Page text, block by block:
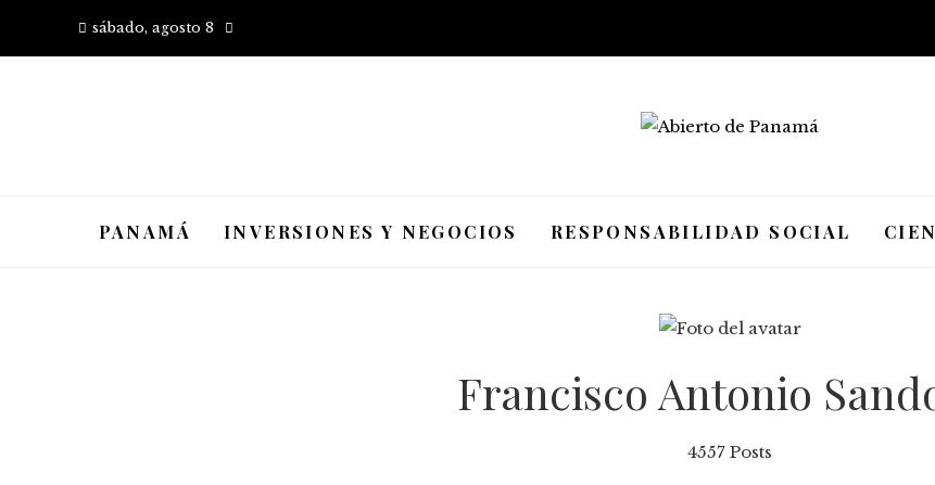
sábado, agosto 8
PANAMÁ INVERSIONES Y NEGOCIOS RESPONSABILIDAD SOCIAL
Francisco Antonio
4557 Posts